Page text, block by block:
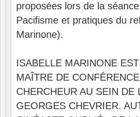
proposées lors de la
Pacifisme et pratiques du
Marinone).
ISABELLE MARINONE
MAÎTRE DE
CHERCHEUR AU SEIN DE
GEORGES CHEVRIER.